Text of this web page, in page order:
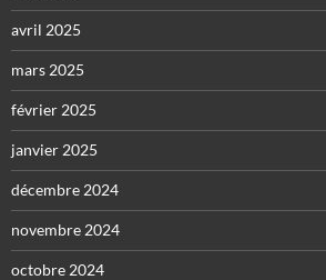
avril 2025
mars 2025
février 2025
janvier 2025
décembre 2024
novembre 2024
octobre 2024